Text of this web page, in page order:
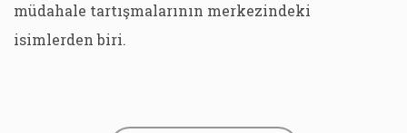
müdahale tartışmalarının merkezindeki
isimlerden biri.